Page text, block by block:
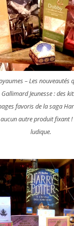
– Les nouveautés
Jeunesse : des
favoris de la saga
autre produit fixant !
ludique.